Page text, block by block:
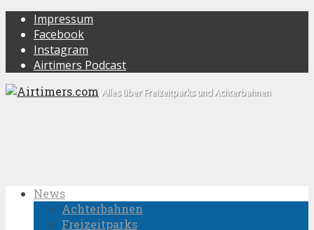
Impressum
Facebook
Instagram
Airtimers Podcast
Alles über Freizeitparks und Achterbahnen
News
Achterbahnen
Freizeitparks